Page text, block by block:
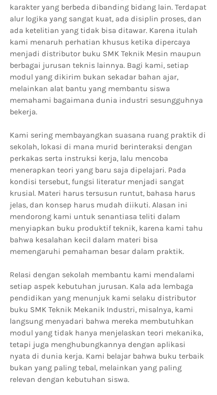
karakter yang berbeda dibanding bidang lain. Terdapat
alur logika yang sangat kuat, ada disiplin proses, dan
ada ketelitian yang tidak bisa ditawar. Karena itulah
kami menaruh perhatian khusus ketika dipercaya
menjadi distributor buku SMK Teknik Mesin maupun
berbagai jurusan teknis lainnya. Bagi kami, setiap
modul yang dikirim bukan sekadar bahan ajar,
melainkan alat bantu yang membantu siswa
memahami bagaimana dunia industri sesungguhnya
bekerja.
Kami sering membayangkan suasana ruang praktik di
sekolah, lokasi di mana murid berinteraksi dengan
perkakas serta instruksi kerja, lalu mencoba
menerapkan teori yang baru saja dipelajari. Pada
kondisi tersebut, fungsi literatur menjadi sangat
krusial. Materi harus tersusun runtut, bahasa harus
jelas, dan konsep harus mudah diikuti. Alasan ini
mendorong kami untuk senantiasa teliti dalam
menyiapkan buku produktif teknik, karena kami tahu
bahwa kesalahan kecil dalam materi bisa
memengaruhi pemahaman besar dalam praktik.
Relasi dengan sekolah membantu kami mendalami
setiap aspek kebutuhan jurusan. Kala ada lembaga
pendidikan yang menunjuk kami selaku distributor
buku SMK Teknik Mekanik Industri, misalnya, kami
langsung menyadari bahwa mereka membutuhkan
modul yang tidak hanya menjelaskan teori mekanika,
tetapi juga menghubungkannya dengan aplikasi
nyata di dunia kerja. Kami belajar bahwa buku terbaik
bukan yang paling tebal, melainkan yang paling
relevan dengan kebutuhan siswa.